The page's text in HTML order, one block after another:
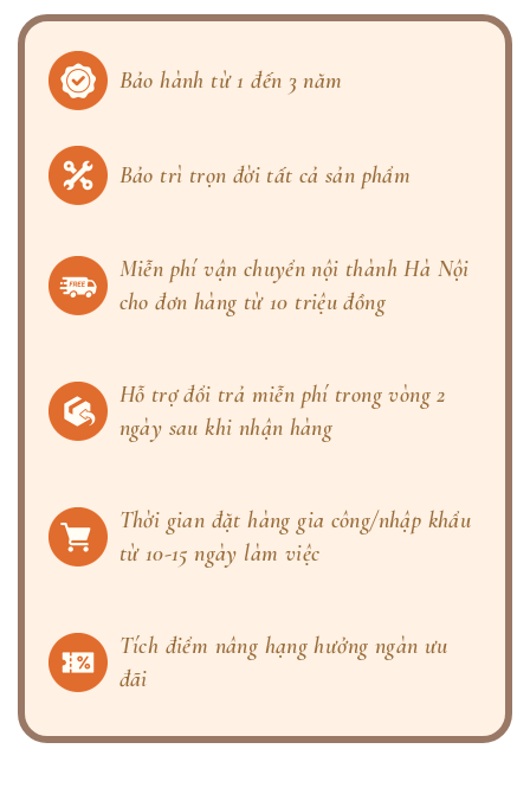
Bảo hành từ 1 đến 3 năm
Bảo trì trọn đời tất cả sản phẩm
Miễn phí vận chuyển nội thành Hà Nội
cho đơn hàng từ 10 triệu đồng
Hỗ trợ đổi trả miễn phí trong vòng 2
ngày sau khi nhận hàng
Thời gian đặt hàng gia công/nhập khẩu
từ 10-15 ngày làm việc
Tích điểm nâng hạng hưởng ngàn ưu
đãi